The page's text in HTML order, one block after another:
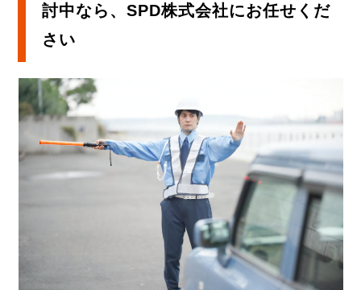
討中なら、SPD株式会社にお任せくだ
さい